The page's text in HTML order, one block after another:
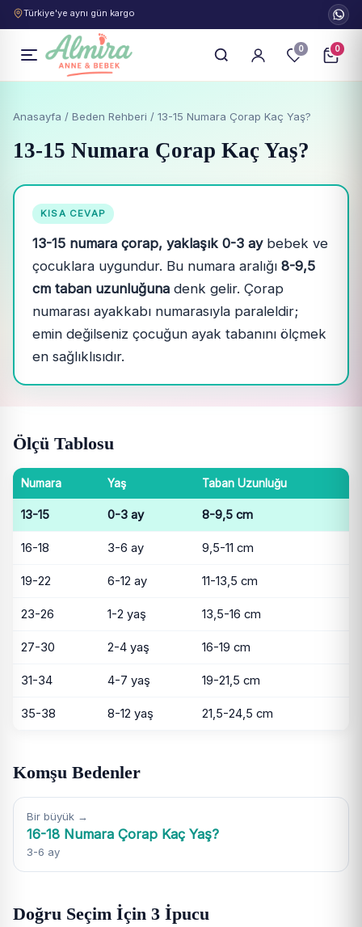
Türkiye'ye aynı gün kargo
0 0
Anasayfa / Beden Rehberi / 13-15 Numara Çorap Kaç Yaş?
13-15 Numara Çorap Kaç Yaş?
KISA CEVAP
13-15 numara çorap, yaklaşık 0-3 aybebek ve
çocuklara uygundur. Bu numara aralığı 8-9,5
cm taban uzunluğuna denk gelir. Çorap
numarası ayakkabı numarasıyla paraleldir;
emin değilseniz çocuğun ayak tabanını ölçmek
en sağlıklısıdır.
Ölçü Tablosu
Numara Yaş Taban Uzunluğu
13-15 0-3 ay 8-9,5 cm
16-18 3-6 ay 9,5-11 cm
19-22 6-12 ay 11-13,5 cm
23-26 1-2 yaş 13,5-16 cm
27-30 2-4 yaş 16-19 cm
31-34 4-7 yaş 19-21,5 cm
35-38 8-12 yaş 21,5-24,5 cm
Komşu Bedenler
Bir büyük →
16-18 Numara Çorap Kaç Yaş?
3-6 ay
Doğru Seçim İçin 3 İpucu